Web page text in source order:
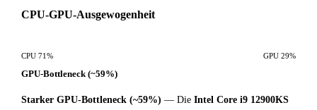
CPU-GPU-Ausgewogenheit
CPU 71% GPU 29%
GPU-Bottleneck (~59%)
Starker GPU-Bottleneck (~59%) — Die Intel Core i9 12900KS